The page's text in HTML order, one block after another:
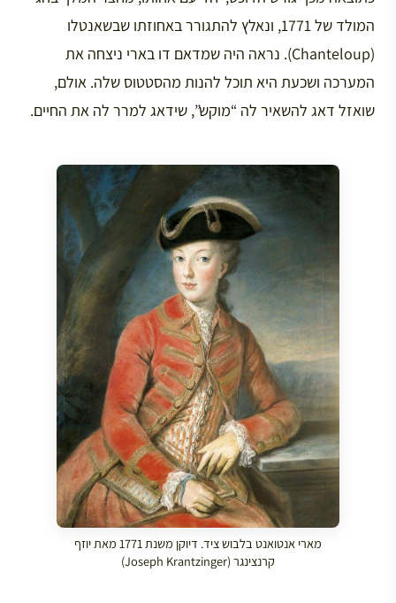
המולד של 1771, ונאלץ להתגורר באחוזתו שבשאנטלו
(Chanteloup). נראה היה שמדאם דו בארי ניצחה את
המערכה ושכעת היא תוכל להנות מהסטטוס שלה. אולם,
שואזל דאג להשאיר לה “מוקש”, שידאג למרר לה את החיים.
מארי אנטואנט בלבוש ציד. דיוקן משנת 1771 מאת יוזף
קרנצינגר (Joseph Krantzinger)